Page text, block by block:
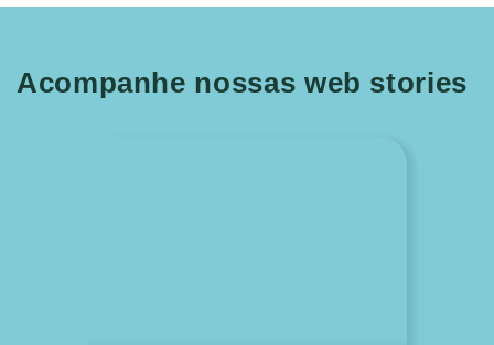
Acompanhe nossas web stories